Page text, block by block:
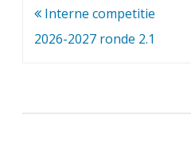
o
Bericht
navigatie
Interne competitie
2026-2027 ronde 2.1